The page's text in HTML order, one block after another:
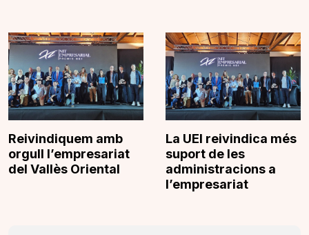
Reivindiquem amb
orgull l’empresariat
del Vallès Oriental
La UEI reivindica més
suport de les
administracions a
l’empresariat